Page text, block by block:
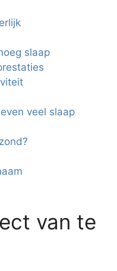
slaap
veel slaap
van te